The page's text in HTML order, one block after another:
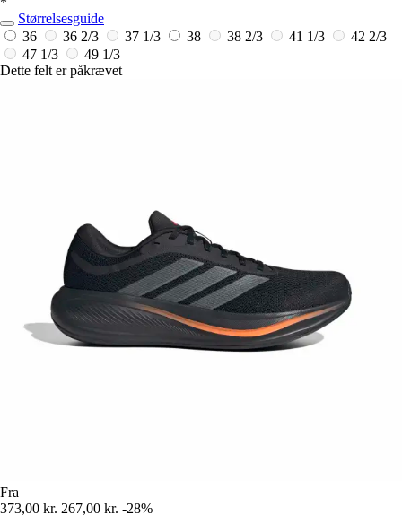
Størrelsesguide
36
36 2/3 37 1/3 38 38 2/3 41 1/3
42 2/3
47 1/3
49 1/3
Dette felt er påkrævet
Fra
373,00 kr. 267,00 kr. -28%